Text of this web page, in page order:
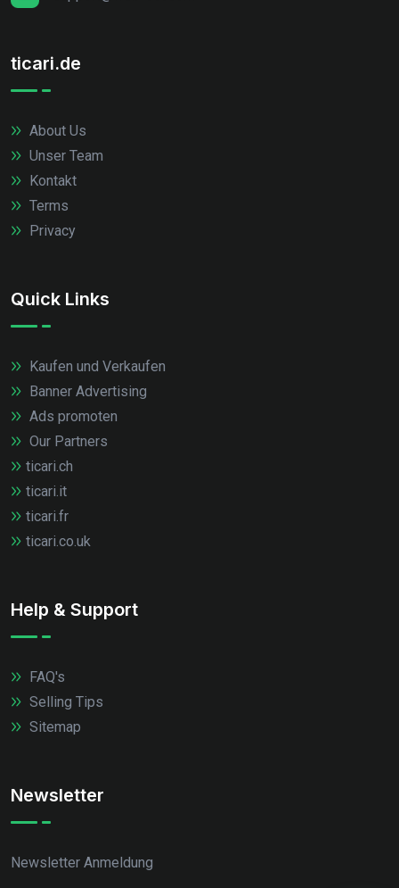
ticari.de
About Us
Unser Team
Kontakt
Terms
Privacy
Quick Links
Kaufen und Verkaufen
Banner Advertising
Ads promoten
Our Partners
ticari.ch
ticari.it
ticari.fr
ticari.co.uk
Help & Support
FAQ's
Selling Tips
Sitemap
Newsletter
Newsletter Anmeldung